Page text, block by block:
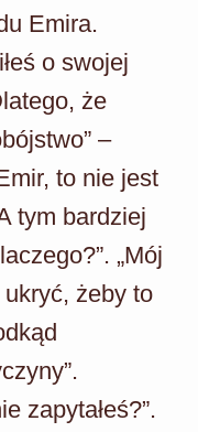
Emira.
o swojej
że
–
to nie jest
tym bardziej
„Mój
ukryć, żeby to
zapytałeś?”.